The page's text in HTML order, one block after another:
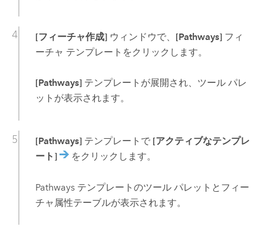
[フィーチャ作成]ウィンドウで、 [Pathways]フィ
ーチャ テンプレートをクリックします。
[Pathways]テンプレートが展開され、ツール パレ
ットが表示されます。
[Pathways]テンプレートで [アクティブなテンプレ
ート]
をクリックします。
Pathways テンプレートのツール パレットとフィー
チャ属性テーブルが表示されます。